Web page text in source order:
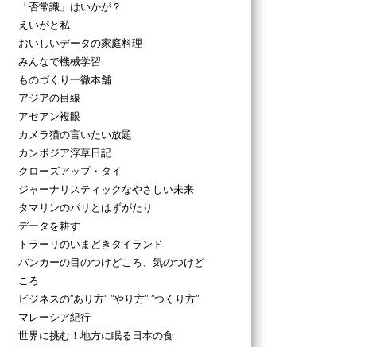
「否常識」はいかが？
えいがと私
おいしいデータの家庭料理
みんなで機械学習
ものづくり一徹本舗
アジアの目線
アセアン複眼
カメラ猫の言いたい放題
カンボジア浮草日記
クローズアップ・タイ
ジャーナリスティックなやさしい未来
タマリンのパリとはずがたり
データを耕す
トラーリのいまどきタイランド
バンカーの目のつけどころ、気のつけど
ころ
ビジネスの”あり方” ”やり方” ”つくり方”
マレーシア紀行
世界に挑む！地方に眠る日本の食